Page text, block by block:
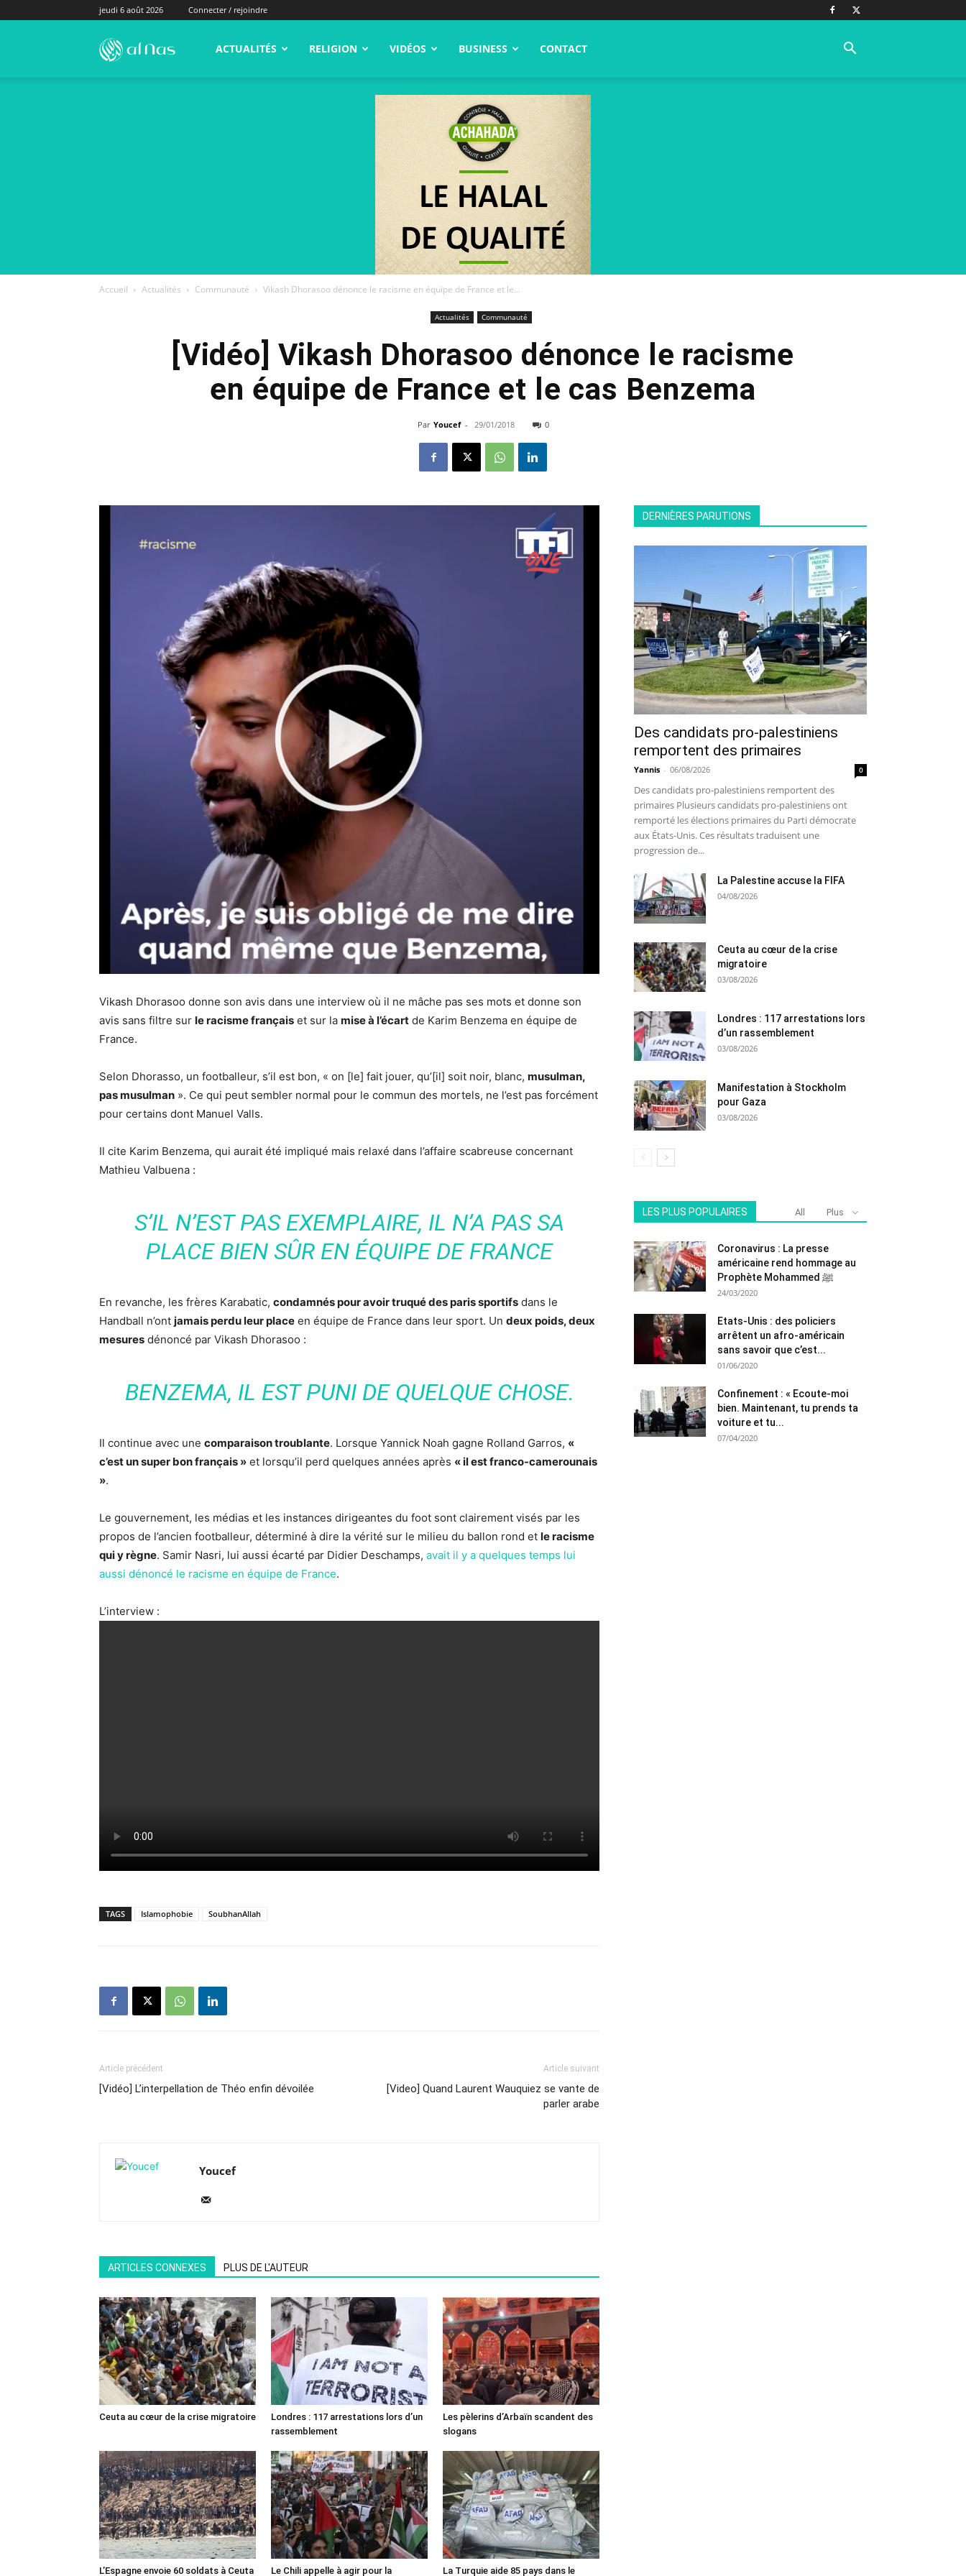
jeudi 6 août 2026 Connecter / rejoindre
alNas.fr ACTUALITÉS RELIGION VIDÉOS BUSINESS CONTACT
Accueil Actualités Communauté Vikash Dhorasoo dénonce le racisme en équipe de France et le...
Actualités Communauté
[Vidéo] Vikash Dhorasoo dénonce le racisme
en équipe de France et le cas Benzema
Par Youcef - 29/01/2018 0
Vikash Dhorasoo donne son avis dans une interview où il ne mâche pas ses mots et donne son
avis sans filtre sur le racisme français et sur la mise à l’écart de Karim Benzema en équipe de
France.
Selon Dhorasso, un footballeur, s’il est bon, « on [le] fait jouer, qu’[il] soit noir, blanc, musulman,
pas musulman ». Ce qui peut sembler normal pour le commun des mortels, ne l’est pas forcément
pour certains dont Manuel Valls.
Il cite Karim Benzema, qui aurait été impliqué mais relaxé dans l’affaire scabreuse concernant
Mathieu Valbuena :
S’IL N’EST PAS EXEMPLAIRE, IL N’A PAS SA
PLACE BIEN SÛR EN ÉQUIPE DE FRANCE
En revanche, les frères Karabatic, condamnés pour avoir truqué des paris sportifs dans le
Handball n’ont jamais perdu leur place en équipe de France dans leur sport. Un deux poids, deux
mesures dénoncé par Vikash Dhorasoo :
BENZEMA, IL EST PUNI DE QUELQUE CHOSE.
Il continue avec une comparaison troublante. Lorsque Yannick Noah gagne Rolland Garros, «
c’est un super bon français » et lorsqu’il perd quelques années après « il est franco-camerounais
».
Le gouvernement, les médias et les instances dirigeantes du foot sont clairement visés par les
propos de l’ancien footballeur, déterminé à dire la vérité sur le milieu du ballon rond et le racisme
qui y règne. Samir Nasri, lui aussi écarté par Didier Deschamps, avait il y a quelques temps lui
aussi dénoncé le racisme en équipe de France.
L’interview :
TAGS Islamophobie SoubhanAllah
Article précédent
[Vidéo] L’interpellation de Théo enfin dévoilée
Article suivant
[Video] Quand Laurent Wauquiez se vante de
parler arabe
Youcef
ARTICLES CONNEXES PLUS DE L'AUTEUR
Ceuta au cœur de la crise migratoire
Londres : 117 arrestations lors d’un
rassemblement
Les pèlerins d’Arbaïn scandent des
slogans
L’Espagne envoie 60 soldats à Ceuta Le Chili appelle à agir pour la La Turquie aide 85 pays dans le
DERNIÈRES PARUTIONS
Des candidats pro-palestiniens
remportent des primaires
Yannis - 06/08/2026 0
Des candidats pro-palestiniens remportent des
primaires Plusieurs candidats pro-palestiniens ont
remporté les élections primaires du Parti démocrate
aux États-Unis. Ces résultats traduisent une
progression de...
La Palestine accuse la FIFA
04/08/2026
Ceuta au cœur de la crise
migratoire
03/08/2026
Londres : 117 arrestations lors
d’un rassemblement
03/08/2026
Manifestation à Stockholm
pour Gaza
03/08/2026
LES PLUS POPULAIRES All Plus
Coronavirus : La presse
américaine rend hommage au
Prophète Mohammed ﷺ
24/03/2020
Etats-Unis : des policiers
arrêtent un afro-américain
sans savoir que c’est...
01/06/2020
Confinement : « Ecoute-moi
bien. Maintenant, tu prends ta
voiture et tu...
07/04/2020